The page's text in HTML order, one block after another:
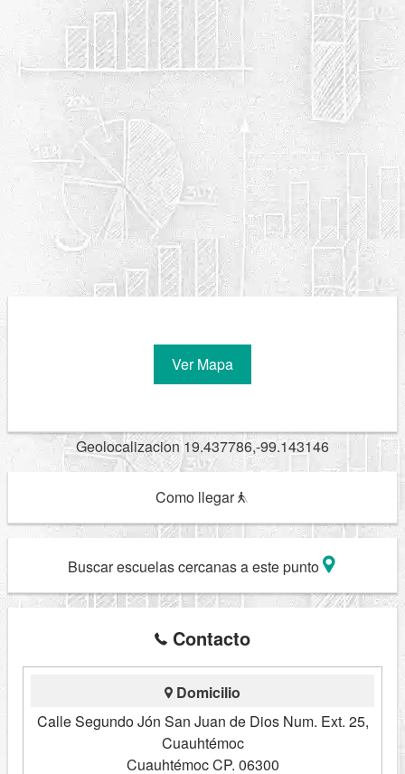
Ver Mapa
Geolocalizacion 19.437786,-99.143146
Como llegar
Buscar escuelas cercanas a este punto
Contacto
Domicilio
Calle Segundo Jón San Juan de Dios Num. Ext. 25,
Cuauhtémoc
Cuauhtémoc CP. 06300